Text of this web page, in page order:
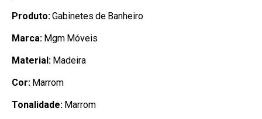
Produto:Gabinetes de Banheiro
Marca: Mgm Móveis
Material: Madeira
Cor: Marrom
Tonalidade: Marrom